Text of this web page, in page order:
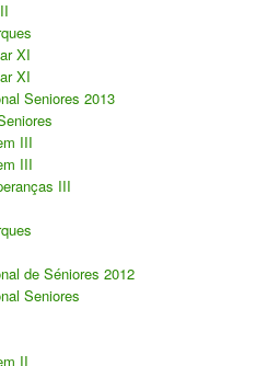
XI
XI
Seniores 2013
III
III
III
de Séniores 2012
Seniores
II